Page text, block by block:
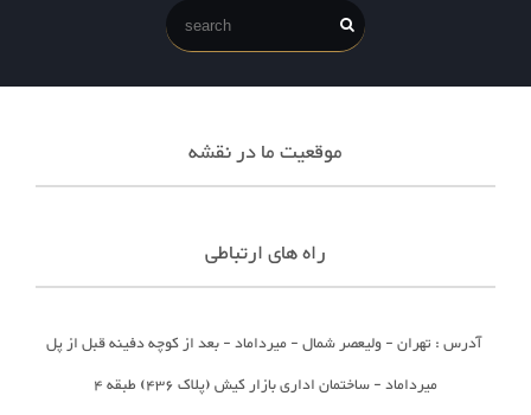
موقعیت ما در نقشه
راه های ارتباطی
آدرس : تهران - ولیعصر شمال - میرداماد - بعد از کوچه دفینه قبل از پل
میرداماد - ساختمان اداری بازار کیش (پلاک 436) طبقه 4